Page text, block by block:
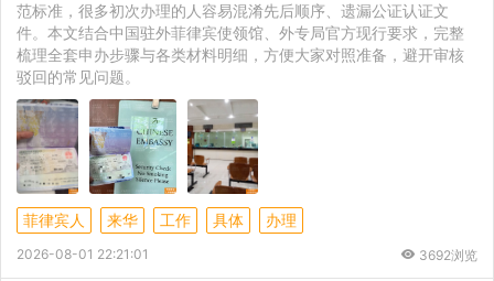
范标准，很多初次办理的人容易混淆先后顺序、遗漏公证认证文
件。本文结合中国驻外菲律宾使领馆、外专局官方现行要求，完整
梳理全套申办步骤与各类材料明细，方便大家对照准备，避开审核
驳回的常见问题。
菲律宾人 来华 工作 具体 办理
2026-08-01 22:21:01 3692浏览